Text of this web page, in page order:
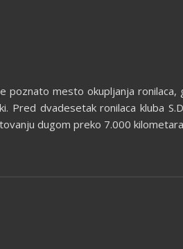
poznato mesto okupljanja
Pred dvadesetak ronilaca kluba
dugom preko 7.000